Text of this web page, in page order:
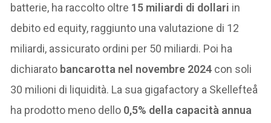
batterie, ha raccolto oltre 15 miliardi di dollari in
debito ed equity, raggiunto una valutazione di 12
miliardi, assicurato ordini per 50 miliardi. Poi ha
dichiarato bancarotta nel novembre 2024 con soli
30 milioni di liquidità. La sua gigafactory a Skellefteå
ha prodotto meno dello 0,5% della capacità annua